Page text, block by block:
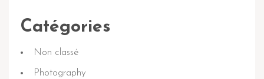
Catégories
Non classé
Photography